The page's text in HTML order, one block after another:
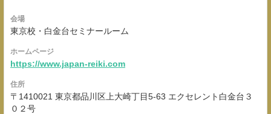
会場
東京校・白金台セミナールーム
ホームページ
https://www.japan-reiki.com
住所
〒1410021 東京都品川区上大崎丁目5-63 エクセレント白金台３
０２号